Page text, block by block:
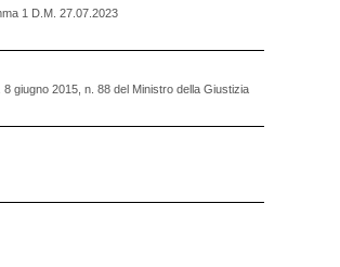
1 D.M. 27.07.2023
giugno 2015, n. 88 del Ministro della Giustizia